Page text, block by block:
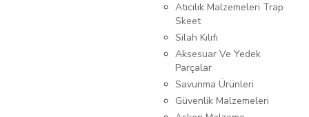
Atıcılık Malzemeleri Trap
Skeet
Silah Kılıfı
Aksesuar Ve Yedek
Parçalar
Savunma Ürünleri
Güvenlik Malzemeleri